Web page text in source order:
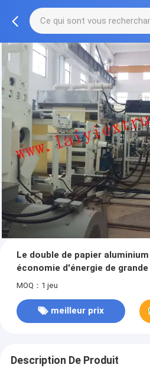
Le double de papier
économie d'énergie de
de machine
MOQ：1 jeu
meilleur prix
Description De Produit